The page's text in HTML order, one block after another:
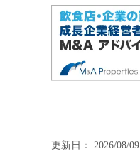
更新日： 2026/08/09